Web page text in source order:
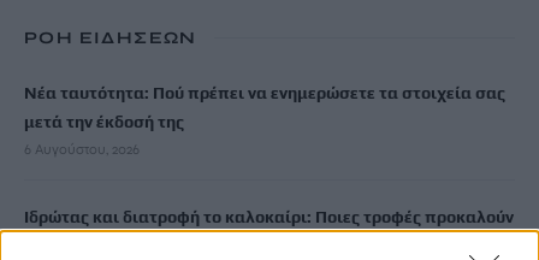
ΡΟΗ ΕΙΔΗΣΕΩΝ
Νέα ταυτότητα: Πού πρέπει να ενημερώσετε τα στοιχεία σας
μετά την έκδοσή της
6 Αυγούστου, 2026
Ιδρώτας και διατροφή το καλοκαίρι: Ποιες τροφές προκαλούν